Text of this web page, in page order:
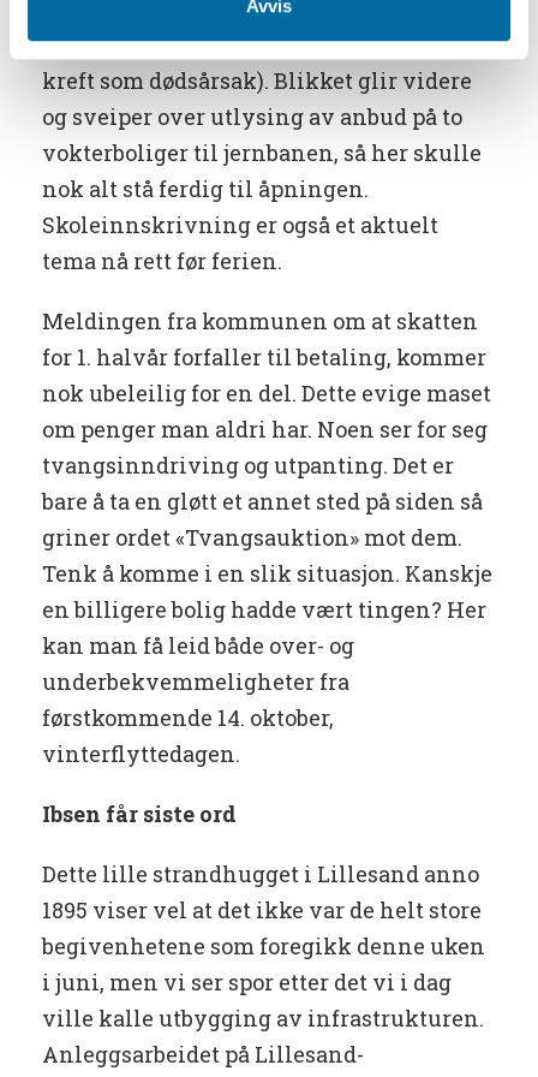
Avvis
ikke vært noen hemmelighet at hun har
vært alvorlig syk. (Kirkeboken oppgir
kreft som dødsårsak). Blikket glir videre
og sveiper over utlysing av anbud på to
vokterboliger til jernbanen, så her skulle
nok alt stå ferdig til åpningen.
Skoleinnskrivning er også et aktuelt
tema nå rett før ferien.
Meldingen fra kommunen om at skatten
for 1. halvår forfaller til betaling, kommer
nok ubeleilig for en del. Dette evige maset
om penger man aldri har. Noen ser for seg
tvangsinndriving og utpanting. Det er
bare å ta en gløtt et annet sted på siden så
griner ordet «Tvangsauktion» mot dem.
Tenk å komme i en slik situasjon. Kanskje
en billigere bolig hadde vært tingen? Her
kan man få leid både over- og
underbekvemmeligheter fra
førstkommende 14. oktober,
vinterflyttedagen.
Ibsen får siste ord
Dette lille strandhugget i Lillesand anno
1895 viser vel at det ikke var de helt store
begivenhetene som foregikk denne uken
i juni, men vi ser spor etter det vi i dag
ville kalle utbygging av infrastrukturen.
Anleggsarbeidet på Lillesand-